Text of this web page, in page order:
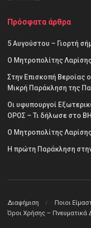
Πρόσφατα άρθρα
5 Αυγούστου – Γιορτή
Ο Μητροπολίτης
Στην Επισκοπή Βεροίας
Μικρή Παράκληση της
Οι υφυπουργοί
ΟΡΟΣ – Τι δήλωσε στο
Ο Μητροπολίτης
Η πρώτη Παράκληση
Διαφήμιση Ποιοι
Όροι Χρήσης – Πνευματικά